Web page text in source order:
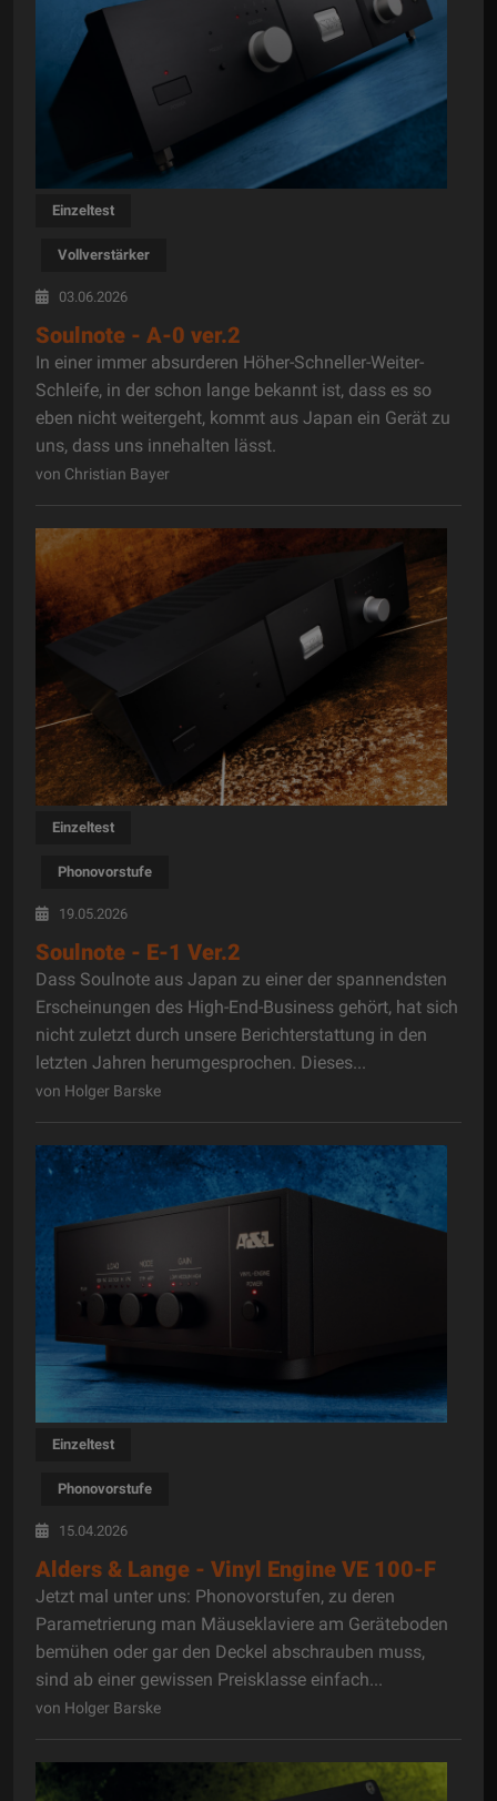
Einzeltest
Vollverstärker
03.06.2026
Soulnote - A-0 ver.2
In einer immer absurderen Höher-Schneller-Weiter-
Schleife, in der schon lange bekannt ist, dass es so
eben nicht weitergeht, kommt aus Japan ein Gerät zu
uns, dass uns innehalten lässt.
von Christian Bayer
Einzeltest
Phonovorstufe
19.05.2026
Soulnote - E-1 Ver.2
Dass Soulnote aus Japan zu einer der spannendsten
Erscheinungen des High-End-Business gehört, hat sich
nicht zuletzt durch unsere Berichterstattung in den
letzten Jahren herumgesprochen. Dieses...
von Holger Barske
Einzeltest
Phonovorstufe
15.04.2026
Alders & Lange - Vinyl Engine VE 100-F
Jetzt mal unter uns: Phonovorstufen, zu deren
Parametrierung man Mäuseklaviere am Geräteboden
bemühen oder gar den Deckel abschrauben muss,
sind ab einer gewissen Preisklasse einfach...
von Holger Barske